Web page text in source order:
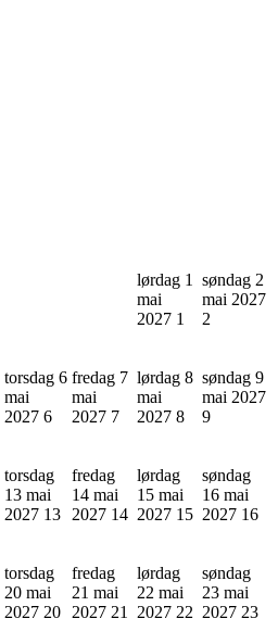
lørdag 1
mai
2027 1
søndag 2
mai 2027
2
torsdag 6
mai
2027 6
fredag 7
mai
2027 7
lørdag 8
mai
2027 8
søndag 9
mai 2027
9
torsdag
13 mai
2027 13
fredag
14 mai
2027 14
lørdag
15 mai
2027 15
søndag
16 mai
2027 16
torsdag
20 mai
2027 20
fredag
21 mai
2027 21
lørdag
22 mai
2027 22
søndag
23 mai
2027 23